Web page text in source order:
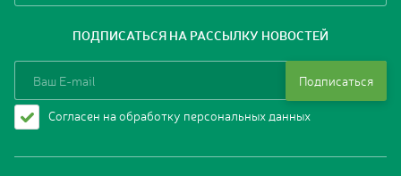
ПОДПИСАТЬСЯ НА РАССЫЛКУ НОВОСТЕЙ
Подписаться
Согласен на обработку персональных данных